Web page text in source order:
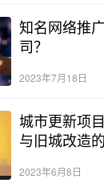
知名网络推
司？
2023年7月18日
城市更新项
与旧城改造
2023年6月8日